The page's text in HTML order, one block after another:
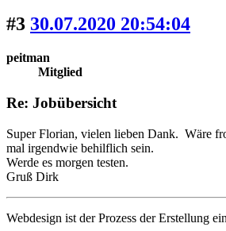
#3 30.07.2020 20:54:04
peitman
Mitglied
Re: Jobübersicht
Super Florian, vielen lieben Dank. Wäre
mal irgendwie behilflich sein.
Werde es morgen testen.
Gruß Dirk
Webdesign ist der Prozess der Erstellung